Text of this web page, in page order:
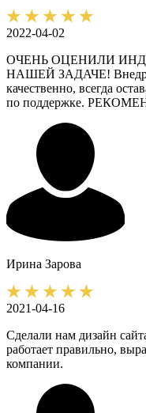
2022-04-02
ОЧЕНЬ ОЦЕНИЛИ
НАШЕЙ ЗАДАЧЕ!
качественно, всегда
по поддержке.
Ирина Зарова
2021-04-16
Сделали нам дизайн
работает правильно,
компании.